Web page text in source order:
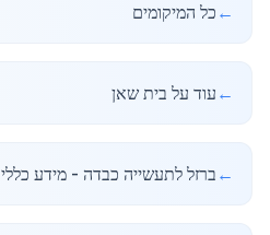
← כל המיקומים
← עוד על בית שאן
← ברזל לתעשייה כבדה - מידע כללי